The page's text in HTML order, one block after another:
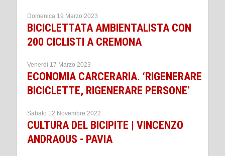
Domenica 19 Marzo 2023
BICICLETTATA AMBIENTALISTA CON
200 CICLISTI A CREMONA
Venerdì 17 Marzo 2023
ECONOMIA CARCERARIA. ‘RIGENERARE
BICICLETTE, RIGENERARE PERSONE’
Sabato 12 Novembre 2022
CULTURA DEL BICIPITE | VINCENZO
ANDRAOUS - PAVIA